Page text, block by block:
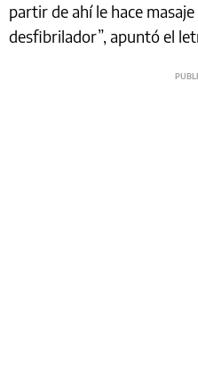
partir de ahí le hace
desfibrilador”, apuntó el